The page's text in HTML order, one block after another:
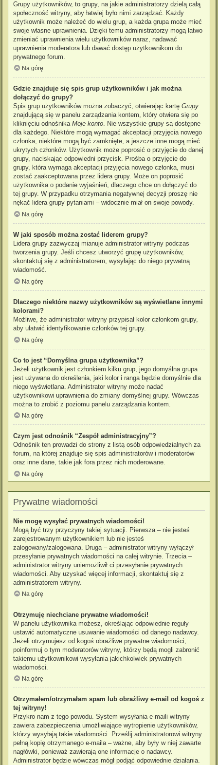
Grupy użytkowników, to grupy, na jakie administratorzy dzielą całą
społeczność witryny, aby łatwiej było nimi zarządzać. Każdy
użytkownik może należeć do wielu grup, a każda grupa może mieć
swoje własne uprawnienia. Dzięki temu administratorzy mogą łatwo
zmieniać uprawnienia wielu użytkowników naraz, nadawać
uprawnienia moderatora lub dawać dostęp użytkownikom do
prywatnego forum.
Na górę
Gdzie znajduje się spis grup użytkowników i jak można
dołączyć do grupy?
Spis grup użytkowników można zobaczyć, otwierając kartę Grupy
znajdującą się w panelu zarządzania kontem, który otwiera się po
kliknięciu odnośnika Moje konto. Nie wszystkie grupy są dostępne
dla każdego. Niektóre mogą wymagać akceptacji przyjęcia nowego
członka, niektóre mogą być zamknięte, a jeszcze inne mogą mieć
ukrytych członków. Użytkownik może poprosić o przyjęcie do danej
grupy, naciskając odpowiedni przycisk. Prośba o przyjęcie do
grupy, która wymaga akceptacji przyjęcia nowego członka, musi
zostać zaakceptowana przez lidera grupy. Może on poprosić
użytkownika o podanie wyjaśnień, dlaczego chce on dołączyć do
tej grupy. W przypadku otrzymania negatywnej decyzji proszę nie
nękać lidera grupy pytaniami – widocznie miał on swoje powody.
Na górę
W jaki sposób można zostać liderem grupy?
Lidera grupy zazwyczaj mianuje administrator witryny podczas
tworzenia grupy. Jeśli chcesz utworzyć grupę użytkowników,
skontaktuj się z administratorem, wysyłając do niego prywatną
wiadomość.
Na górę
Dlaczego niektóre nazwy użytkowników są wyświetlane innymi
kolorami?
Możliwe, że administrator witryny przypisał kolor członkom grupy,
aby ułatwić identyfikowanie członków tej grupy.
Na górę
Co to jest “Domyślna grupa użytkownika”?
Jeżeli użytkownik jest członkiem kilku grup, jego domyślna grupa
jest używana do określenia, jaki kolor i ranga będzie domyślnie dla
niego wyświetlana. Administrator witryny może nadać
użytkownikowi uprawnienia do zmiany domyślnej grupy. Wówczas
można to zrobić z poziomu panelu zarządzania kontem.
Na górę
Czym jest odnośnik “Zespół administracyjny”?
Odnośnik ten prowadzi do strony z listą osób odpowiedzialnych za
forum, na której znajduje się spis administratorów i moderatorów
oraz inne dane, takie jak fora przez nich moderowane.
Na górę
Prywatne wiadomości
Nie mogę wysyłać prywatnych wiadomości!
Mogą być trzy przyczyny takiej sytuacji. Pierwsza – nie jesteś
zarejestrowanym użytkownikiem lub nie jesteś
zalogowany/zalogowana. Druga – administrator witryny wyłączył
przesyłanie prywatnych wiadomości na całej witrynie. Trzecia –
administrator witryny uniemożliwił ci przesyłanie prywatnych
wiadomości. Aby uzyskać więcej informacji, skontaktuj się z
administratorem witryny.
Na górę
Otrzymuję niechciane prywatne wiadomości!
W panelu użytkownika możesz, określając odpowiednie reguły
ustawić automatyczne usuwanie wiadomości od danego nadawcy.
Jeżeli otrzymujesz od kogoś obraźliwe prywatne wiadomości,
poinformuj o tym moderatorów witryny, którzy będą mogli zabronić
takiemu użytkownikowi wysyłania jakichkolwiek prywatnych
wiadomości.
Na górę
Otrzymałem/otrzymałam spam lub obraźliwy e-mail od kogoś z
tej witryny!
Przykro nam z tego powodu. System wysyłania e-maili witryny
zawiera zabezpieczenia umożliwiające wytropienie użytkowników,
którzy wysyłają takie wiadomości. Prześlij administratorowi witryny
pełną kopię otrzymanego e-maila – ważne, aby były w niej zawarte
nagłówki, ponieważ zawierają one informacje o nadawcy.
Administrator będzie wówczas mógł podjąć odpowiednie działania.